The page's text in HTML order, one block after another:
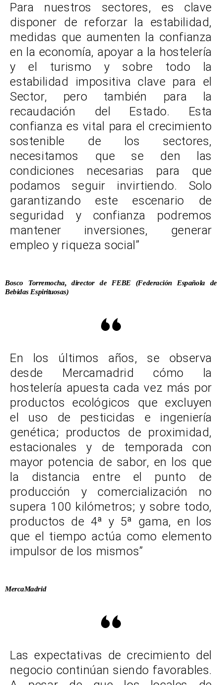
Para nuestros sectores, es clave
disponer de reforzar la estabilidad,
medidas que aumenten la confianza
en la economía, apoyar a la hostelería
y el turismo y sobre todo la
estabilidad impositiva clave para el
Sector, pero también para la
recaudación del Estado. Esta
confianza es vital para el crecimiento
sostenible de los sectores,
necesitamos que se den las
condiciones necesarias para que
podamos seguir invirtiendo. Solo
garantizando este escenario de
seguridad y confianza podremos
mantener inversiones, generar
empleo y riqueza social”
Bosco Torremocha, director de FEBE (Federación Española de
Bebidas Espirituosas)
En los últimos años, se observa
desde Mercamadrid cómo la
hostelería apuesta cada vez más por
productos ecológicos que excluyen
el uso de pesticidas e ingeniería
genética; productos de proximidad,
estacionales y de temporada con
mayor potencia de sabor, en los que
la distancia entre el punto de
producción y comercialización no
supera 100 kilómetros; y sobre todo,
productos de 4ª y 5ª gama, en los
que el tiempo actúa como elemento
impulsor de los mismos”
MercaMadrid
Las expectativas de crecimiento del
negocio continúan siendo favorables.